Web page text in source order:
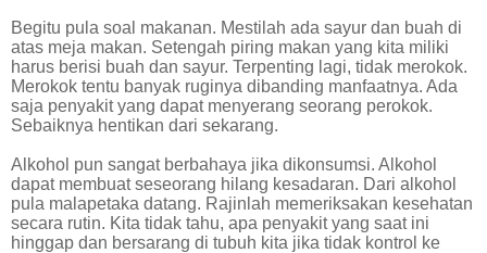
Begitu pula soal makanan. Mestilah ada sayur dan buah di
atas meja makan. Setengah piring makan yang kita miliki
harus berisi buah dan sayur. Terpenting lagi, tidak merokok.
Merokok tentu banyak ruginya dibanding manfaatnya. Ada
saja penyakit yang dapat menyerang seorang perokok.
Sebaiknya hentikan dari sekarang.
Alkohol pun sangat berbahaya jika dikonsumsi. Alkohol
dapat membuat seseorang hilang kesadaran. Dari alkohol
pula malapetaka datang. Rajinlah memeriksakan kesehatan
secara rutin. Kita tidak tahu, apa penyakit yang saat ini
hinggap dan bersarang di tubuh kita jika tidak kontrol ke